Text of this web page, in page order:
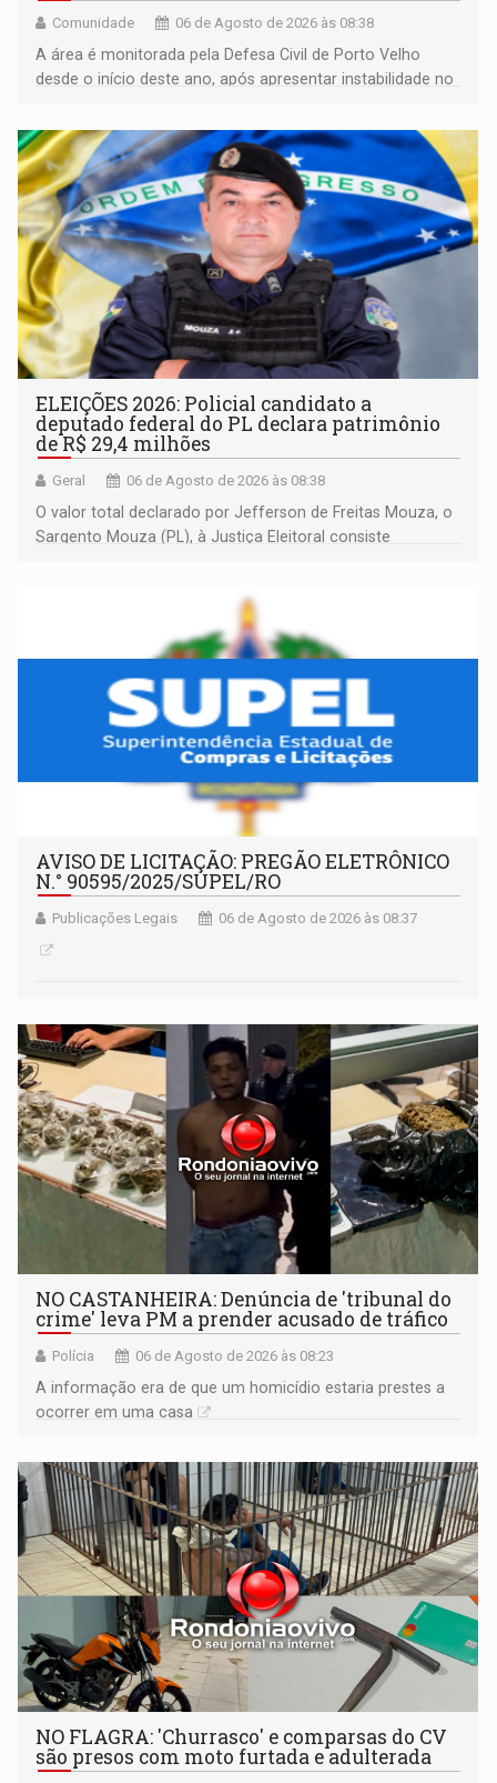
Comunidade 06 de Agosto de 2026 às 08:38
A área é monitorada pela Defesa Civil de Porto Velho
desde o início deste ano, após apresentar instabilidade no
ELEIÇÕES 2026: Policial candidato a
deputado federal do PL declara patrimônio
de R$ 29,4 milhões
Geral 06 de Agosto de 2026 às 08:38
O valor total declarado por Jefferson de Freitas Mouza, o
Sargento Mouza (PL), à Justiça Eleitoral consiste
AVISO DE LICITAÇÃO: PREGÃO ELETRÔNICO
N.° 90595/2025/SUPEL/RO
Publicações Legais 06 de Agosto de 2026 às 08:37
NO CASTANHEIRA: ​Denúncia de 'tribunal do
crime' leva PM a prender acusado de tráfico
Polícia 06 de Agosto de 2026 às 08:23
A informação era de que um homicídio estaria prestes a
ocorrer em uma casa
NO FLAGRA: 'Churrasco' e comparsas do CV
são presos com moto furtada e adulterada